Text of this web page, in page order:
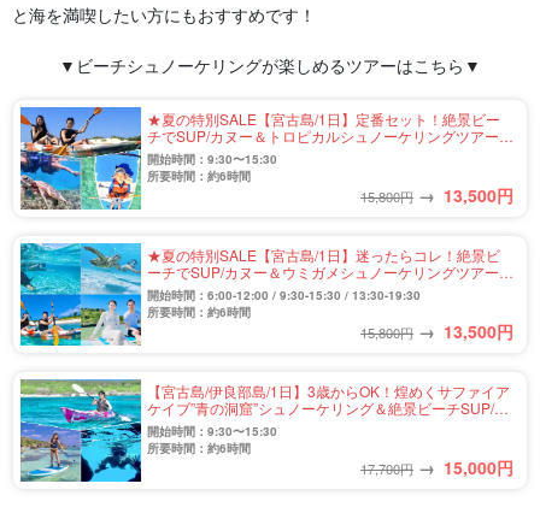
と海を満喫したい方にもおすすめです！
▼ビーチシュノーケリングが楽しめるツアーはこちら▼
★夏の特別SALE【宮古島/1日】定番セット！絶景ビー
チでSUP/カヌー＆トロピカルシュノーケリングツアー★
写真撮影＆送迎可（No.915）
開始時間：9:30〜15:30
所要時間：約6時間
15,800円 → 13,500円
★夏の特別SALE【宮古島/1日】迷ったらコレ！絶景ビ
ーチでSUP/カヌー＆ウミガメシュノーケリングツアー★
写真撮影＆送迎付き（No.909）
開始時間：6:00-12:00 / 9:30-15:30 / 13:30-19:30
所要時間：約6時間
15,800円 → 13,500円
【宮古島/伊良部島/1日】3歳からOK！煌めくサファイア
ケイブ”青の洞窟”シュノーケリング＆絶景ビーチSUP/カ
ヤックツアー★写真無料＆送迎付き（No.836）
開始時間：9:30〜15:30
所要時間：約6時間
17,700円 → 15,000円